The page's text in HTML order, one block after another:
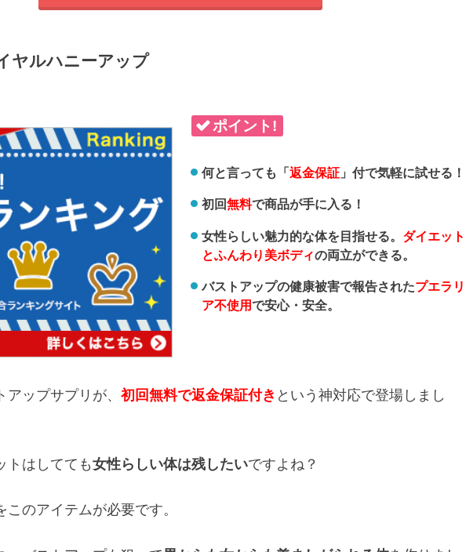
ヤルハニーアップ
ポイント!
何と言っても「返金保証」付で気軽に試せる！
初回無料で商品が手に入る！
女性らしい魅力的な体を目指せる。 ダイエット
とふんわり美ボディの両立ができる。
バストアップの健康被害で報告されたプエラリ
ア不使用で安心・安全。
ップサプリが、 初回無料で返金保証付き という神対応で登場しまし
トはしてても女性らしい体は残したいですよね？
このアイテムが必要です。